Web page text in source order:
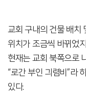
교회 구내의 건물 배치
위치가 조금씩 바뀌었
현재는 교회 북쪽으로
“로간 부인 긔렴비”라
있다.